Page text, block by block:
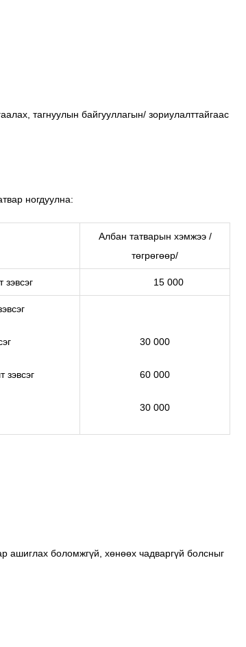
тагнуулын байгууллагын/ зориулалттайгаас
ногдуулна:
Албан татварын хэмжээ /
төгрөгөөр/
зэвсэг 15 000
зэвсэг
30 000
60 000
30 000
ашиглах боломжгүй, хөнөөх чадваргүй болсныг